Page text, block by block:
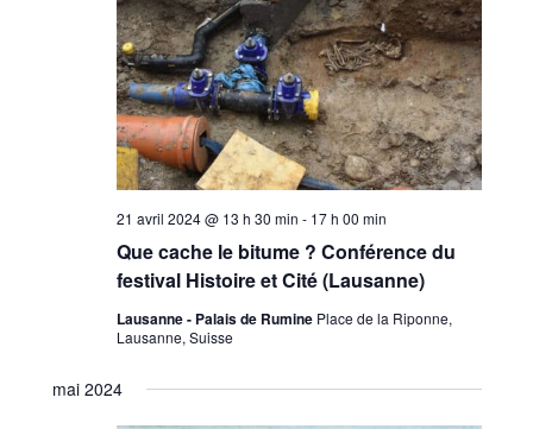
Que cache le bitume ? Conférence du
festival Histoire et Cité (Lausanne)
21 avril 2024 @ 13 h 30 min - 17 h 00 min
Lausanne - Palais de Rumine Place de la Riponne,
Lausanne, Suisse
mai 2024